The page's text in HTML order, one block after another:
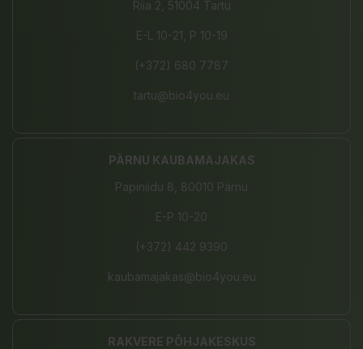
Riia 2, 51004 Tartu
E-L 10-21, P 10-19
(+372) 680 7787
tartu@bio4you.eu
PÄRNU KAUBAMAJAKAS
Papiniidu 8, 80010 Pärnu
E-P 10-20
(+372) 442 9390
kaubamajakas@bio4you.eu
RAKVERE PÕHJAKESKUS